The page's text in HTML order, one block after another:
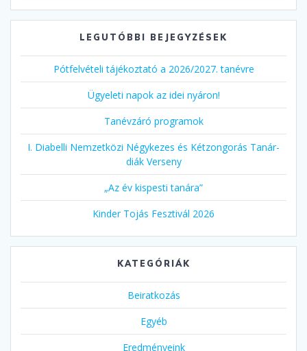
LEGUTÓBBI BEJEGYZÉSEK
Pótfelvételi tájékoztató a 2026/2027. tanévre
Ügyeleti napok az idei nyáron!
Tanévzáró programok
I. Diabelli Nemzetközi Négykezes és Kétzongorás Tanár-
diák Verseny
„Az év kispesti tanára”
Kinder Tojás Fesztivál 2026
KATEGÓRIÁK
Beiratkozás
Egyéb
Eredményeink